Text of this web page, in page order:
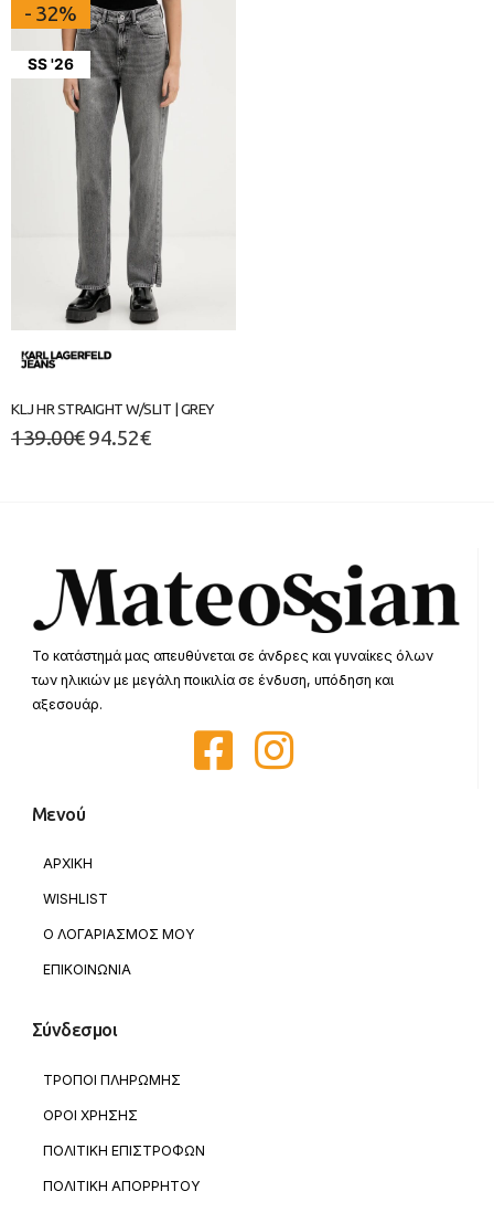
SS '26
- 32%
KLJ HR STRAIGHT W/SLIT | GREY
139.00€ 94.52€
Το κατάστημά μας απευθύνεται σε άνδρες και γυναίκες όλων
των ηλικιών με μεγάλη ποικιλία σε ένδυση, υπόδηση και
αξεσουάρ.
Μενού
ΑΡΧΙΚΗ
WISHLIST
Ο ΛΟΓΑΡΙΑΣΜΟΣ ΜΟΥ
ΕΠΙΚΟΙΝΩΝΙΑ
Σύνδεσμοι
ΤΡΟΠΟΙ ΠΛΗΡΩΜΗΣ
ΟΡΟΙ ΧΡΗΣΗΣ
ΠΟΛΙΤΙΚΗ ΕΠΙΣΤΡΟΦΩΝ
ΠΟΛΙΤΙΚΗ ΑΠΟΡΡΗΤΟΥ